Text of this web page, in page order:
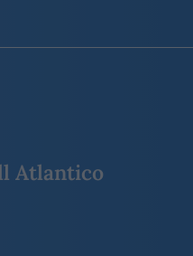
Atlantico